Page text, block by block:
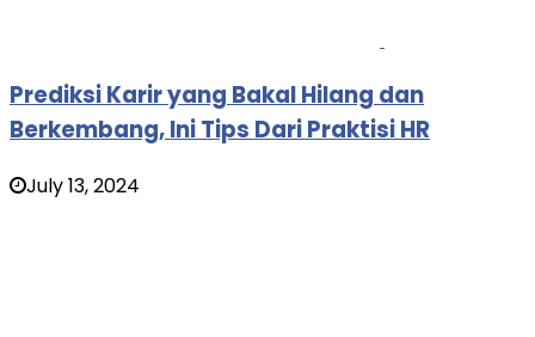
Prediksi Karir yang Bakal Hilang dan
Berkembang, Ini Tips Dari Praktisi HR
July 13, 2024